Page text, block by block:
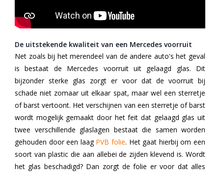
De uitstekende kwaliteit van een Mercedes voorruit
Net zoals bij het merendeel van de andere auto's het geval
is bestaat de Mercedes voorruit uit gelaagd glas. Dit
bijzonder sterke glas zorgt er voor dat de voorruit bij
schade niet zomaar uit elkaar spat, maar wel een sterretje
of barst vertoont. Het verschijnen van een sterretje of barst
wordt mogelijk gemaakt door het feit dat gelaagd glas uit
twee verschillende glaslagen bestaat die samen worden
gehouden door een laag PVB folie. Het gaat hierbij om een
soort van plastic die aan allebei de zijden klevend is. Wordt
het glas beschadigd? Dan zorgt de folie er voor dat alles